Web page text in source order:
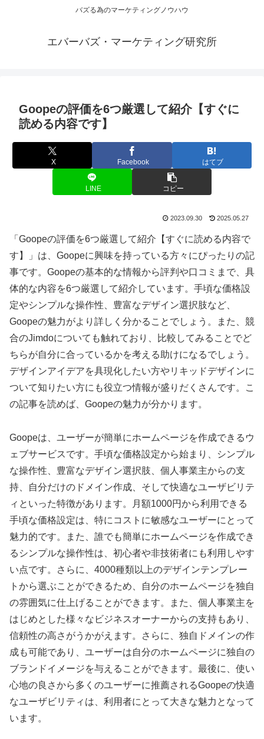
バズる為のマーケティングノウハウ
エバーバズ・マーケティング研究所
Goopeの評価を6つ厳選して紹介【すぐに
読める内容です】
X Facebook はてブ
LINE コピー
2023.09.30 2025.05.27
「Goopeの評価を6つ厳選して紹介【すぐに読める内容で
す】」は、Goopeに興味を持っている方々にぴったりの記
事です。Goopeの基本的な情報から評判や口コミまで、具
体的な内容を6つ厳選して紹介しています。手頃な価格設
定やシンプルな操作性、豊富なデザイン選択肢など、
Goopeの魅力がより詳しく分かることでしょう。また、競
合のJimdoについても触れており、比較してみることでど
ちらが自分に合っているかを考える助けになるでしょう。
デザインアイデアを具現化したい方やリキッドデザインに
ついて知りたい方にも役立つ情報が盛りだくさんです。こ
の記事を読めば、Goopeの魅力が分かります。
Goopeは、ユーザーが簡単にホームページを作成できるウ
ェブサービスです。手頃な価格設定から始まり、シンプル
な操作性、豊富なデザイン選択肢、個人事業主からの支
持、自分だけのドメイン作成、そして快適なユーザビリテ
ィといった特徴があります。月額1000円から利用できる
手頃な価格設定は、特にコストに敏感なユーザーにとって
魅力的です。また、誰でも簡単にホームページを作成でき
るシンプルな操作性は、初心者や非技術者にも利用しやす
い点です。さらに、4000種類以上のデザインテンプレー
トから選ぶことができるため、自分のホームページを独自
の雰囲気に仕上げることができます。また、個人事業主を
はじめとした様々なビジネスオーナーからの支持もあり、
信頼性の高さがうかがえます。さらに、独自ドメインの作
成も可能であり、ユーザーは自分のホームページに独自の
ブランドイメージを与えることができます。最後に、使い
心地の良さから多くのユーザーに推薦されるGoopeの快適
なユーザビリティは、利用者にとって大きな魅力となって
います。